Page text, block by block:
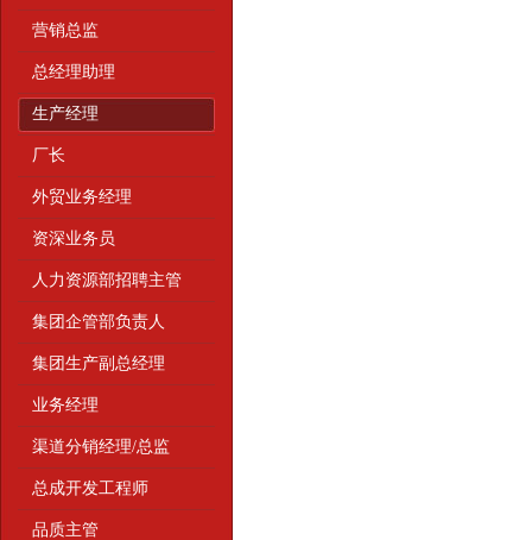
营销总监
总经理助理
生产经理
厂长
外贸业务经理
资深业务员
人力资源部招聘主管
集团企管部负责人
集团生产副总经理
业务经理
渠道分销经理/总监
总成开发工程师
品质主管